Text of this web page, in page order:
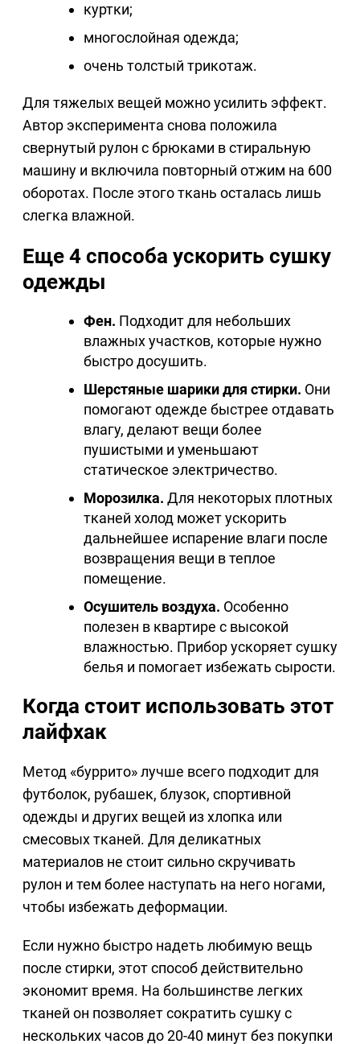
куртки;
многослойная одежда;
очень толстый трикотаж.
Для тяжелых вещей можно усилить эффект.
Автор эксперимента снова положила
свернутый рулон с брюками в стиральную
машину и включила повторный отжим на 600
оборотах. После этого ткань осталась лишь
слегка влажной.
Еще 4 способа ускорить сушку
одежды
Фен. Подходит для небольших
влажных участков, которые нужно
быстро досушить.
Шерстяные шарики для стирки. Они
помогают одежде быстрее отдавать
влагу, делают вещи более
пушистыми и уменьшают
статическое электричество.
Морозилка. Для некоторых плотных
тканей холод может ускорить
дальнейшее испарение влаги после
возвращения вещи в теплое
помещение.
Осушитель воздуха. Особенно
полезен в квартире с высокой
влажностью. Прибор ускоряет сушку
белья и помогает избежать сырости.
Когда стоит использовать этот
лайфхак
Метод «буррито» лучше всего подходит для
футболок, рубашек, блузок, спортивной
одежды и других вещей из хлопка или
смесовых тканей. Для деликатных
материалов не стоит сильно скручивать
рулон и тем более наступать на него ногами,
чтобы избежать деформации.
Если нужно быстро надеть любимую вещь
после стирки, этот способ действительно
экономит время. На большинстве легких
тканей он позволяет сократить сушку с
нескольких часов до 20-40 минут без покупки